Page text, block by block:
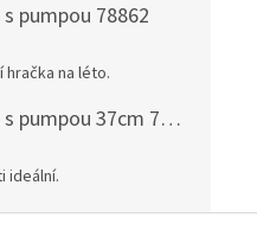
pumpou 78862
je 5 z 5 hvězdiček.
hračka na léto.
Vodní pistole s pumpou 37cm 78961
je 5 z 5 hvězdiček.
ideální.